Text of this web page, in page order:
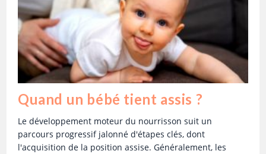
Quand un bébé tient assis ?
Le développement moteur du nourrisson suit un
parcours progressif jalonné d'étapes clés, dont
l'acquisition de la position assise. Généralement, les